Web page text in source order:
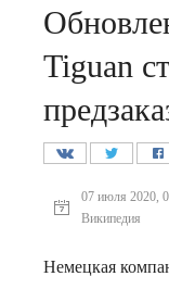
Tiguan
07 июля 2020,
Википедия
Немецкая